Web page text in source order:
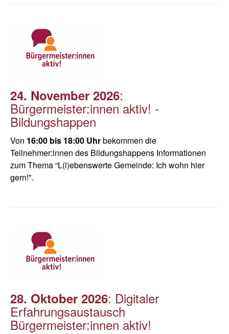
24. November 2026:
Bürgermeister:innen aktiv! -
Bildungshappen
Von 16:00 bis 18:00 Uhrbekommen die
Teilnehmer:innen des Bildungshappens Informationen
zum Thema “L(i)ebenswerte Gemeinde: Ich wohn hier
gern!".
28. Oktober 2026: Digitaler
Erfahrungsaustausch
Bürgermeister:innen aktiv!